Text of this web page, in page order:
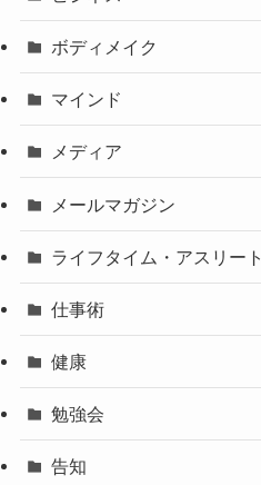
ボディメイク
マインド
メディア
メールマガジン
ライフタイム・アスリート
仕事術
健康
勉強会
告知